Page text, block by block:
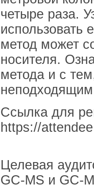
четыре раза.
использовать
метод может
носителя.
метода и с
Ссылка для
https://
Целевая
GC-MS и GC-